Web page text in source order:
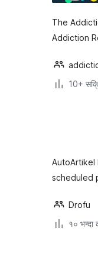
The
Addiction
10+
AutoArtikel
scheduled
Drofu
१० भन्दा